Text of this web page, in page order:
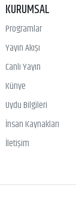
KURUMSAL
Programlar
Yayın Akışı
Canlı Yayın
Künye
Uydu Bilgileri
İnsan Kaynakları
İletişim